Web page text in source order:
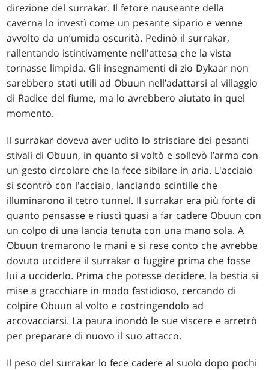
direzione del surrakar. Il fetore nauseante della
caverna lo investì come un pesante sipario e venne
avvolto da un’umida oscurità. Pedinò il surrakar,
rallentando istintivamente nell'attesa che la vista
tornasse limpida. Gli insegnamenti di zio Dykaar non
sarebbero stati utili ad Obuun nell’adattarsi al villaggio
di Radice del fiume, ma lo avrebbero aiutato in quel
momento.
Il surrakar doveva aver udito lo strisciare dei pesanti
stivali di Obuun, in quanto si voltò e sollevò l’arma con
un gesto circolare che la fece sibilare in aria. L'acciaio
si scontrò con l'acciaio, lanciando scintille che
illuminarono il tetro tunnel. Il surrakar era più forte di
quanto pensasse e riuscì quasi a far cadere Obuun con
un colpo di una lancia tenuta con una mano sola. A
Obuun tremarono le mani e si rese conto che avrebbe
dovuto uccidere il surrakar o fuggire prima che fosse
lui a ucciderlo. Prima che potesse decidere, la bestia si
mise a gracchiare in modo fastidioso, cercando di
colpire Obuun al volto e costringendolo ad
accovacciarsi. La paura inondò le sue viscere e arretrò
per preparare di nuovo il suo attacco.
Il peso del surrakar lo fece cadere al suolo dopo pochi